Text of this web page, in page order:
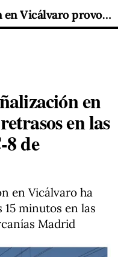
Una avería en la señalización en Vicálvaro provoca retrasos en las líneas C-2, C-7 y C-8 de Cercanías Madrid
en
en las
de
en Vicálvaro ha
minutos en las
Madrid